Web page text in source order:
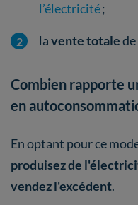
l’électricité;
lavente totale
Combien rapporte
en
En optant pour ce
produisez de
vendez l'excédent.